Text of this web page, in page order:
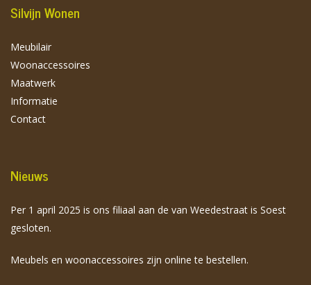
Silvijn Wonen
Meubilair
Woonaccessoires
Maatwerk
Informatie
Contact
Nieuws
Per 1 april 2025 is ons filiaal aan de van Weedestraat is Soest
gesloten.
Meubels en woonaccessoires zijn online te bestellen.